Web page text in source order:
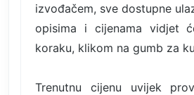
izvođačem, sve dostupne
opisima i cijenama vidjet
koraku, klikom na gumb za
Trenutnu cijenu uvijek